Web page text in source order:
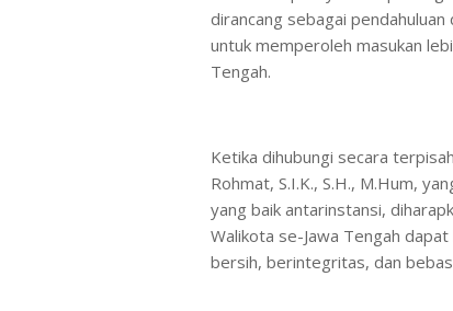
dirancang sebagai pendahuluan
untuk memperoleh masukan
Tengah.
Ketika dihubungi secara
Rohmat, S.I.K., S.H., M.Hum,
yang baik antarinstansi,
Walikota se-Jawa Tengah
bersih, berintegritas, dan